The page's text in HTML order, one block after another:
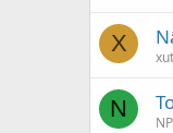
X
N